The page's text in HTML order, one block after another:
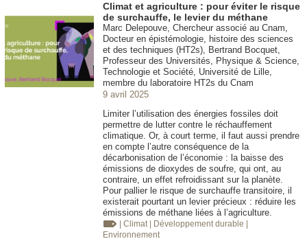
Climat et agriculture : pour éviter le risque
de surchauffe, le levier du méthane
Marc Delepouve, Chercheur associé au Cnam,
Docteur en épistémologie, histoire des sciences
et des techniques (HT2s), Bertrand Bocquet,
Professeur des Universités, Physique & Science,
Technologie et Société, Université de Lille,
membre du laboratoire HT2s du Cnam
9 avril 2025
Limiter l’utilisation des énergies fossiles doit
permettre de lutter contre le réchauffement
climatique. Or, à court terme, il faut aussi prendre
en compte l’autre conséquence de la
décarbonisation de l’économie : la baisse des
émissions de dioxydes de soufre, qui ont, au
contraire, un effet refroidissant sur la planète.
Pour pallier le risque de surchauffe transitoire, il
existerait pourtant un levier précieux : réduire les
émissions de méthane liées à l’agriculture.
| Climat | Développement durable
Environnement